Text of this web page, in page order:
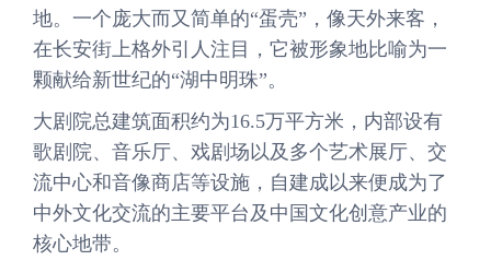
地。一个庞大而又简单的“蛋壳”，像天外来客，
在长安街上格外引人注目，它被形象地比喻为一
颗献给新世纪的“湖中明珠”。
大剧院总建筑面积约为16.5万平方米，内部设有
歌剧院、音乐厅、戏剧场以及多个艺术展厅、交
流中心和音像商店等设施，自建成以来便成为了
中外文化交流的主要平台及中国文化创意产业的
核心地带。